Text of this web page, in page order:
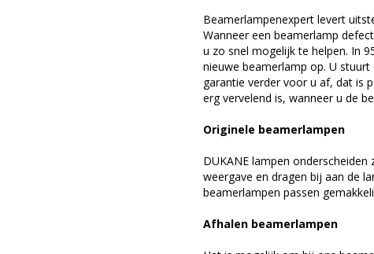
Beamerlampenexpert levert
Wanneer een beamerlamp
u zo snel mogelijk te helpen. In
nieuwe beamerlamp op. U
garantie verder voor u af, dat is
erg vervelend is, wanneer u de
Originele beamerlampen
DUKANE lampen
weergave en dragen bij aan de
beamerlampen passen
Afhalen beamerlampen